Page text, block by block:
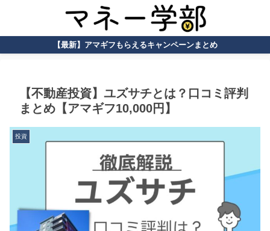
【最新】アマギフもらえるキャンペーンまとめ
【不動産投資】ユズサチとは？口コミ評判
まとめ【アマギフ10,000円】
投資